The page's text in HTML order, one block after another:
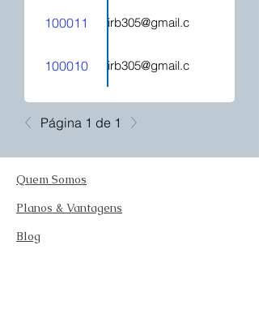
100011 kelirb305@gmail.com
100010 kelirb305@gmail.com
Página 1 de 1
Quem Somos
Planos & Vantagens
Blog